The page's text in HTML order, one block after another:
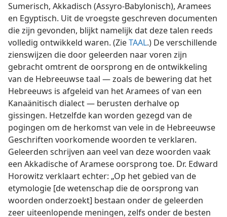
Sumerisch, Akkadisch (Assyro-Babylonisch), Aramees
en Egyptisch. Uit de vroegste geschreven documenten
die zijn gevonden, blijkt namelijk dat deze talen reeds
volledig ontwikkeld waren. (ZieTAAL.) De verschillende
zienswijzen die door geleerden naar voren zijn
gebracht omtrent de oorsprong en de ontwikkeling
van de Hebreeuwse taal — zoals de bewering dat het
Hebreeuws is afgeleid van het Aramees of van een
Kanaänitisch dialect — berusten derhalve op
gissingen. Hetzelfde kan worden gezegd van de
pogingen om de herkomst van vele in de Hebreeuwse
Geschriften voorkomende woorden te verklaren.
Geleerden schrijven aan veel van deze woorden vaak
een Akkadische of Aramese oorsprong toe. Dr. Edward
Horowitz verklaart echter: „Op het gebied van de
etymologie [de wetenschap die de oorsprong van
woorden onderzoekt] bestaan onder de geleerden
zeer uiteenlopende meningen, zelfs onder de besten